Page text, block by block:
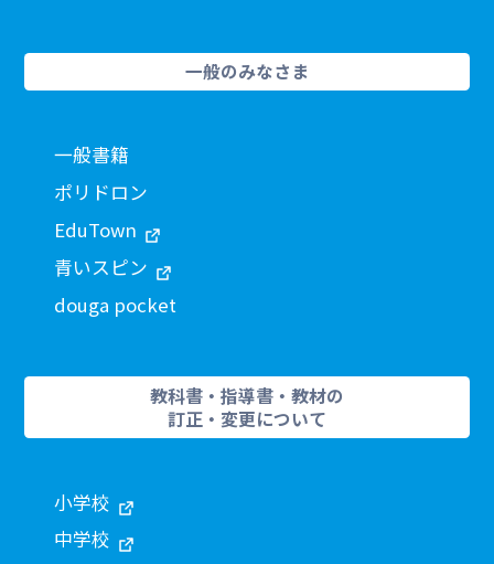
一般のみなさま
一般書籍
ポリドロン
EduTown
青いスピン
douga pocket
教科書・指導書・教材の
訂正・変更について
小学校
中学校